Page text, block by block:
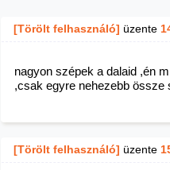
[Törölt felhasználó] üzente
nagyon szépek a dalaid ,én
,csak egyre nehezebb össze
[Törölt felhasználó] üzente